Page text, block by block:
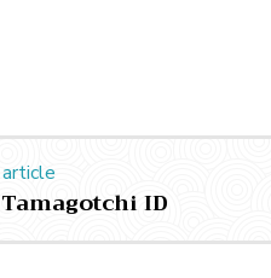
ID